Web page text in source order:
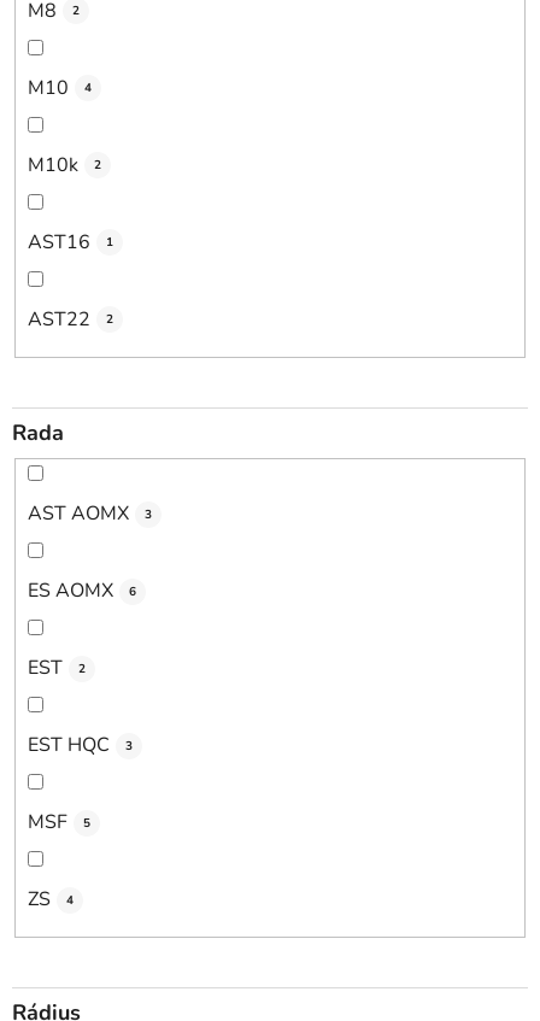
M8 2
M10 4
M10k 2
AST16 1
AST22 2
Rada
AST AOMX 3
ES AOMX 6
EST 2
EST HQC 3
MSF 5
ZS 4
Rádius